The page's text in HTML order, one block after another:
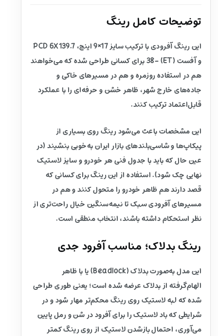
توضیحات کامل رینگ
این رینگ آفرودی با ترکیب سایز 17×9 اینچ، PCD 6X139.7
و آفست (ET) -38 برای کسانی طراحی شده که می‌خواهند
هم در استفاده روزمره و هم در مسیرهای خاکی و
جاده‌های خارج شهر، ظاهر خشن و حرفه‌ای را با عملکرد
قابل‌اعتماد ترکیب کنند.
این مشخصات باعث می‌شود رینگ روی بسیاری از
پیکاپ‌ها و شاسی‌بلندهای بازار ایران به‌خوبی بنشیند (در
عین حال که باید با جدول فنی هر خودرو و سایز لاستیک
نهایی چک شود). استفاده از این رینگ برای کسانی که
قصد دارند هم ظاهر خودرو را متحول کنند و هم در
مسیرهای آفرودی سبک تا نیمه‌سنگین خیال راحت‌تری از
نظر استحکام داشته باشند، انتخاب منطقی است.
رینگ بدلاک؛ مناسب آفرود جدی
این مدل به‌صورت بدلاک (Beadlock) یا با ظاهر
الهام‌گرفته از بدلاک عرضه شده است؛ یعنی طوری طراحی
شده که لبه لاستیک روی رینگ محکم‌تر مهار شود و در
شرایطی که باد لاستیک را برای آفرود در شن و رمل پایین
می‌آوری، احتمال بازشدن لاستیک از روی رینگ کمتر